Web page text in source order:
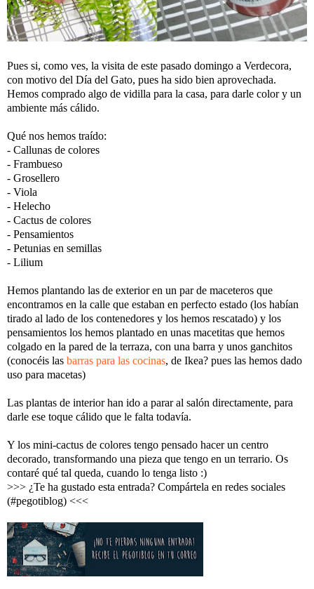
Pues si, como ves, la visita de este pasado domingo a Verdecora,
con motivo del Día del Gato, pues ha sido bien aprovechada.
Hemos comprado algo de vidilla para la casa, para darle color y un
ambiente más cálido.
Qué nos hemos traído:
- Callunas de colores
- Frambueso
- Grosellero
- Viola
- Helecho
- Cactus de colores
- Pensamientos
- Petunias en semillas
- Lilium
Hemos plantando las de exterior en un par de maceteros que
encontramos en la calle que estaban en perfecto estado (los habían
tirado al lado de los contenedores y los hemos rescatado) y los
pensamientos los hemos plantado en unas macetitas que hemos
colgado en la pared de la terraza, con una barra y unos ganchitos
(conocéis las barras para las cocinas, de Ikea? pues las hemos dado
uso para macetas)
Las plantas de interior han ido a parar al salón directamente, para
darle ese toque cálido que le falta todavía.
Y los mini-cactus de colores tengo pensado hacer un centro
decorado, transformando una pieza que tengo en un terrario. Os
contaré qué tal queda, cuando lo tenga listo :)
>>> ¿Te ha gustado esta entrada? Compártela en redes sociales
(#pegotiblog) <<<